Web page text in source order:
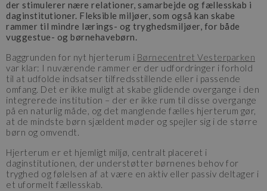
der stimulerer nære relationer, samarbejde og fællesskab i
daginstitutioner. Fleksible miljøer, som også kan skabe
rammer til mindre lærings- og tryghedsmiljøer, for både
vuggestue- og børnehavebørn.
Baggrunden for nyt hjerterum i Børnecentret Vesterparken
var klar: I nuværende rammer er der udfordringer i forhold
til at udfolde indsatser tilfredsstillende eller i passende
omfang. Det er ikke muligt at skabe glidende overgange i den
integrerede institution – der er ikke rum til disse overgange
på en naturlig måde, og det manglende fælles hjerterum gør,
at de mindste børn sjældent møder og spejler sig i de større
børn og omvendt.
Hjerterum er et hjemligt miljø, centralt placeret i
daginstitutionen, der understøtter børnenes behov for
tryghed og følelsen af at være en aktiv eller passiv deltager i
et uformelt fællesskab.